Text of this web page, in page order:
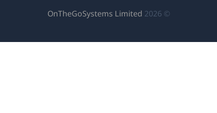
© 2026
OnTheGoSystems Limited
חדש)